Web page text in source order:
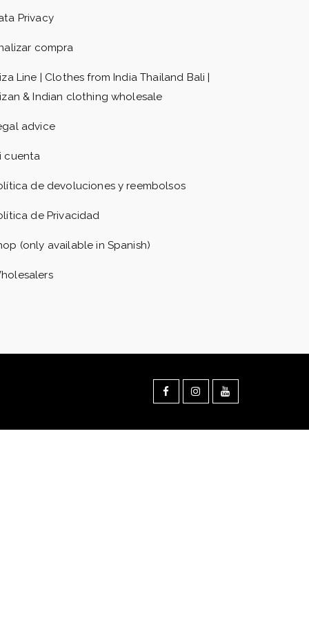
Privacy
compra
Line | Clothes from India Thailand Bali |
& Indian clothing wholesale
advice
cuenta
de devoluciones y reembolsos
de Privacidad
(only available in Spanish)